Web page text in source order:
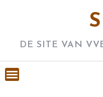
DE SITE VAN